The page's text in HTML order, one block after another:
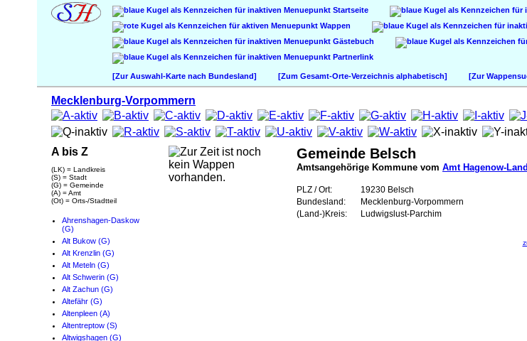
Startseite
Wappen
Gästebuch
Partnerlink
[Zur Auswahl-Karte nach Bundesland] [Zum Gesamt-Orte-Verzeichnis alphabetisch] [Zur
Mecklenburg-Vorpommern
A bis Z
(LK) = Landkreis
(S) = Stadt
(G) = Gemeinde
(A) = Amt
(Ot) = Orts-/Stadtteil
Ahrenshagen-Daskow
(G)
Alt Bukow (G)
Alt Krenzlin (G)
Alt Meteln (G)
Alt Schwerin (G)
Alt Zachun (G)
Altefähr (G)
Altenpleen (A)
Altentreptow (S)
Altwigshagen (G)
Gemeinde Belsch
Amtsangehörige Kommune vom Amt Hagenow-Land
PLZ / Ort:
19230 Belsch
Bundesland:
Mecklenburg-Vorpommern
(Land-)Kreis:
Ludwigslust-Parchim